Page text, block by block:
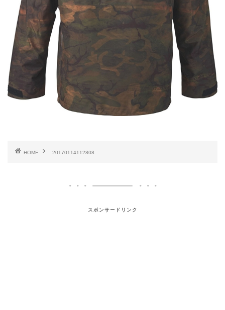
HOME 20170114112808
スポンサードリンク